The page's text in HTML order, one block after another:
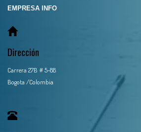
EMPRESA INFO
Dirección
Carrera 27B # 5-88
Bogota /Colombia